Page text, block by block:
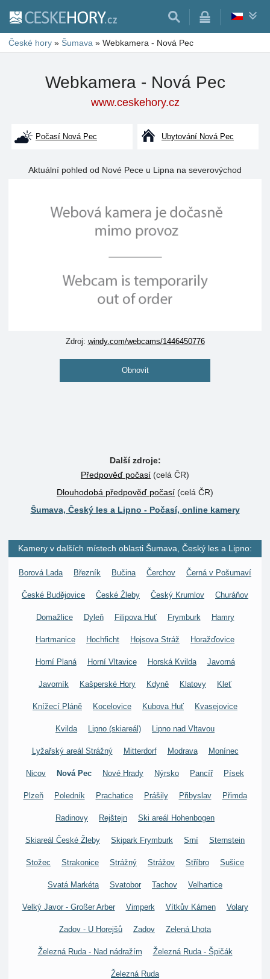
České hory » Šumava » Webkamera - Nová Pec
Webkamera - Nová Pec
www.ceskehory.cz
Počasí Nová Pec Ubytování Nová Pec
Aktuální pohled od Nové Pece u Lipna na severovýchod
Zdroj: windy.com/webcams/1446450776
Obnovit
Další zdroje:
Předpověď počasí (celá ČR)
Dlouhodobá předpověď počasí (celá ČR)
Šumava, Český les a Lipno - Počasí, online kamery
Kamery v dalších místech oblasti Šumava, Český les a Lipno:
Borová Lada Březník Bučina Čerchov Černá v Pošumaví
České Budějovice České Žleby Český Krumlov Churáňov
Domažlice Dyleň Filipova Huť Frymburk Hamry
Hartmanice Hochficht Hojsova Stráž Horažďovice
Horní Planá Horní Vltavice Horská Kvilda Javorná
Javorník Kašperské Hory Kdyně Klatovy Kleť
Knížecí Pláně Kocelovice Kubova Huť Kvasejovice
Kvilda Lipno (skiareál) Lipno nad Vltavou
Lyžařský areál Strážný Mitterdorf Modrava Monínec
Nicov Nová Pec Nové Hrady Nýrsko Pancíř Písek
Plzeň Poledník Prachatice Prášily Přibyslav Přimda
Radinovy Rejštejn Ski areál Hohenbogen
Skiareál České Žleby Skipark Frymburk Srní Sternstein
Stožec Strakonice Strážný Strážov Stříbro Sušice
Svatá Markéta Svatobor Tachov Velhartice
Velký Javor - Großer Arber Vimperk Vítkův Kámen Volary
Zadov - U Horejšů Zadov Zelená Lhota
Železná Ruda - Nad nádražím Železná Ruda - Špičák
Železná Ruda